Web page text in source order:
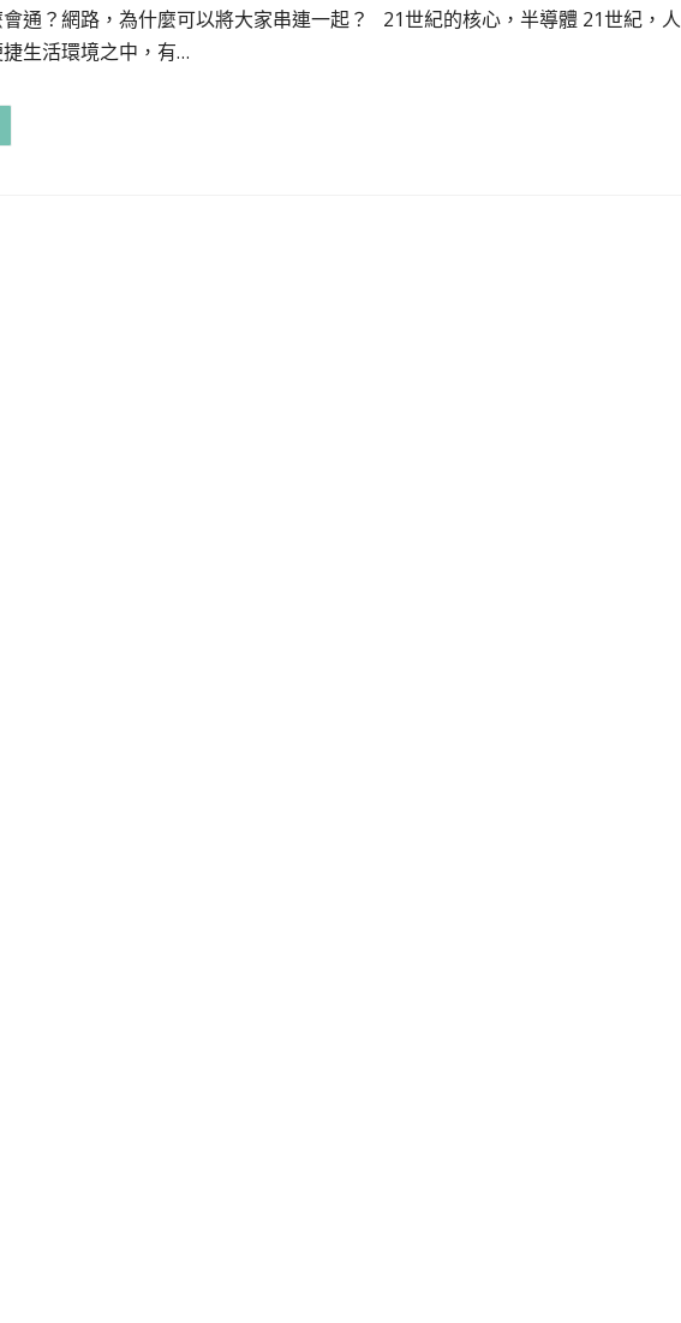
通？網路，為什麼可以將大家串連一起？ 21世紀的核心，半導體 21世紀，人
生活環境之中，有…